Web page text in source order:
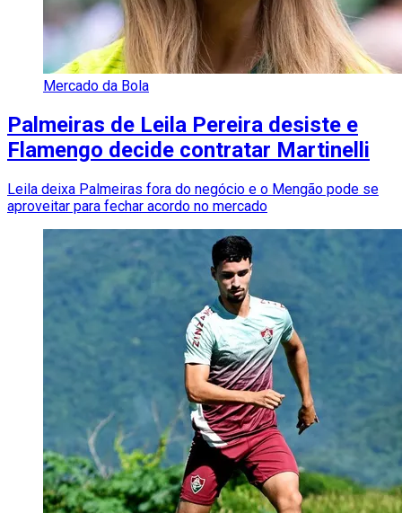
Mercado da Bola
Palmeiras de Leila Pereira desiste e
Flamengo decide contratar Martinelli
Leila deixa Palmeiras fora do negócio e o Mengão pode se
aproveitar para fechar acordo no mercado